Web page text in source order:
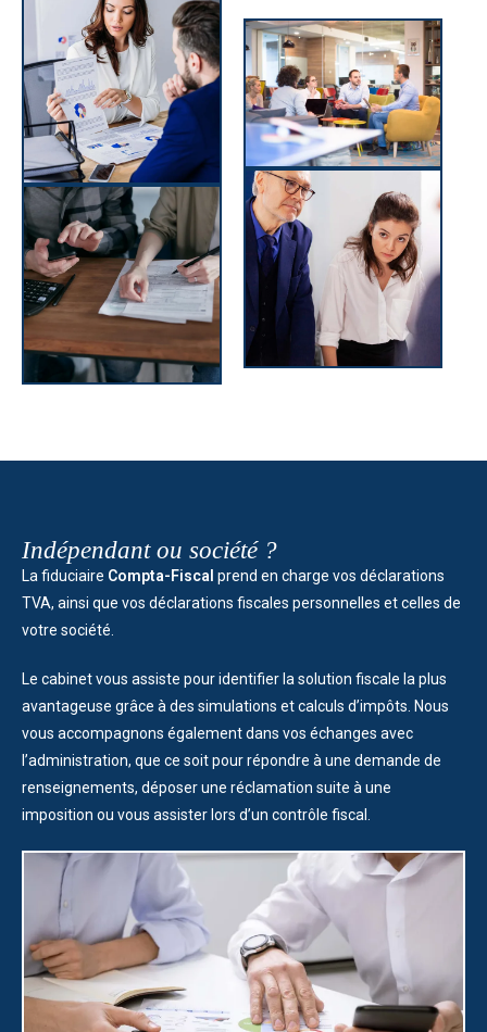
Indépendant ou société ?
La fiduciaire Compta-Fiscal prend en charge vos déclarations
TVA, ainsi que vos déclarations fiscales personnelles et celles de
votre société.
Le cabinet vous assiste pour identifier la solution fiscale la plus
avantageuse grâce à des simulations et calculs d’impôts. Nous
vous accompagnons également dans vos échanges avec
l’administration, que ce soit pour répondre à une demande de
renseignements, déposer une réclamation suite à une
imposition ou vous assister lors d’un contrôle fiscal.